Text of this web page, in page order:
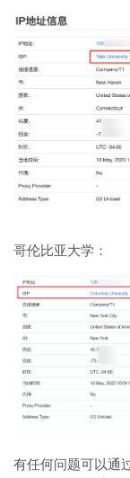
哥伦比亚大学：
有任何问题可以通